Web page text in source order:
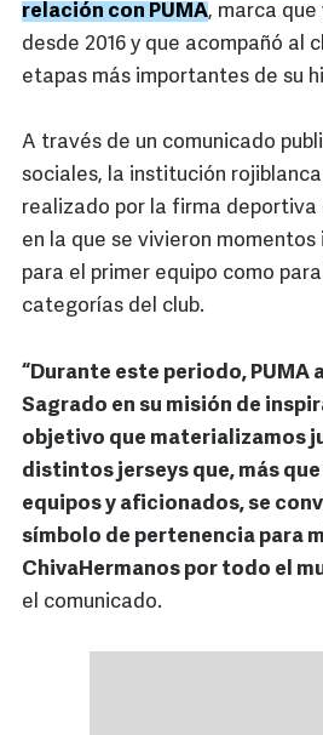
relación con PUMA, marca que
desde 2016 y que acompañó al
etapas más importantes de su
A través de un comunicado
sociales, la institución
realizado por la firma deportiva
en la que se vivieron
para el primer equipo como
categorías del club.
“Durante este periodo, PUMA
Sagrado en su misión de
objetivo que materializamos
distintos jerseys que, más
equipos y aficionados, se
símbolo de pertenencia para
ChivaHermanos por todo el
el comunicado.